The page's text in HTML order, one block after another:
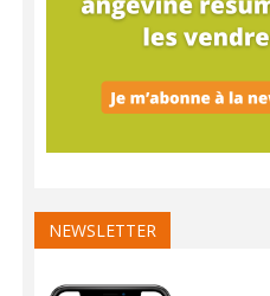
NEWSLETTER